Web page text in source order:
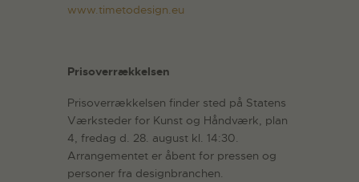
www.timetodesign.eu
Prisoverrækkelsen
Prisoverrækkelsen finder sted på Statens
Værksteder for Kunst og Håndværk, plan
4, fredag d. 28. august kl. 14:30.
Arrangementet er åbent for pressen og
personer fra designbranchen.